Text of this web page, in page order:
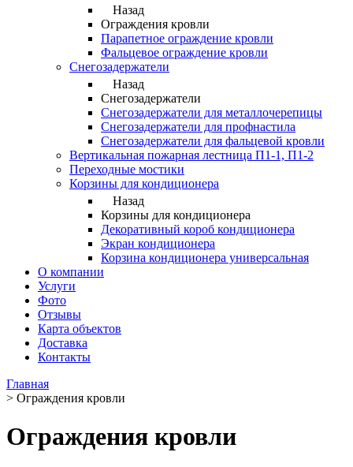
Назад
Ограждения кровли
Парапетное ограждение кровли
Фальцевое ограждение кровли
Снегозадержатели
Назад
Снегозадержатели
Снегозадержатели для металлочерепицы
Снегозадержатели для профнастила
Снегозадержатели для фальцевой кровли
Вертикальная пожарная лестница П1-1, П1-2
Переходные мостики
Корзины для кондиционера
Назад
Корзины для кондиционера
Декоративный короб кондиционера
Экран кондиционера
Корзина кондиционера универсальная
О компании
Услуги
Фото
Отзывы
Карта объектов
Доставка
Контакты
Главная
> Ограждения кровли
Ограждения кровли